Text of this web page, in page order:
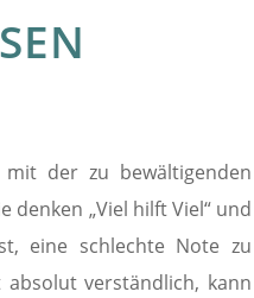
der zu bewältigenden
denken „Viel hilft Viel“ und
eine schlechte Note zu
verständlich, kann